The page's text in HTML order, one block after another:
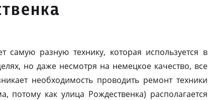
самую разную технику, которая используется в
но даже несмотря на немецкое качество, все
необходимость проводить ремонт техники
потому как улица Рождественка) располагается